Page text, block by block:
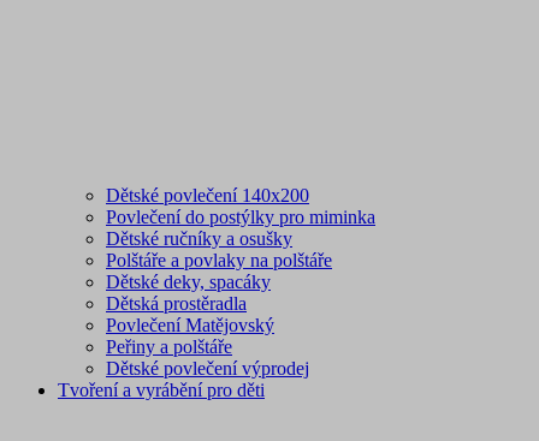
Dětské povlečení 140x200
Povlečení do postýlky pro miminka
Dětské ručníky a osušky
Polštáře a povlaky na polštáře
Dětské deky, spacáky
Dětská prostěradla
Povlečení Matějovský
Peřiny a polštáře
Dětské povlečení výprodej
Tvoření a vyrábění pro děti